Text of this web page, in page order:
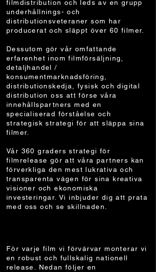
filmdistribution och leds av en grupp
underhållnings- och
distributionsveteraner som har
producerat och släppt över 60 filmer.
Dessutom gör vår omfattande
erfarenhet inom filmförsäljning,
detaljhandel /
konsumentmarknadsföring,
distributionskedja, fysisk och digital
distribution oss att förse våra
innehållspartners med en
specialiserad förståelse och
strategisk strategi för att släppa sina
filmer.
Vår 360 graders strategi för
filmrelease gör att våra partners kan
förverkliga den mest lukrativa och
transparenta vägen för sina kreativa
visioner och ekonomiska
investeringar. Vi inbjuder dig att prata
med oss ​​och se skillnaden.
För varje film vi förvärvar monterar vi
en robust och fullskalig nationell
release. Nedan följer en